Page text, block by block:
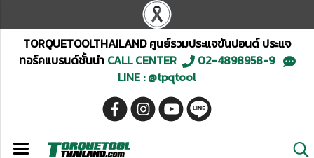
TORQUETOOLTHAILAND ศูนย์รวมประแจขันปอนด์ ประแจ
ทอร์คแบรนด์ชั้นนำCALL CENTER
02-4898958-9
LINE : @tpqtool